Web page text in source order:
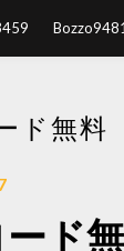
Bozzo9481
ド無料
ド